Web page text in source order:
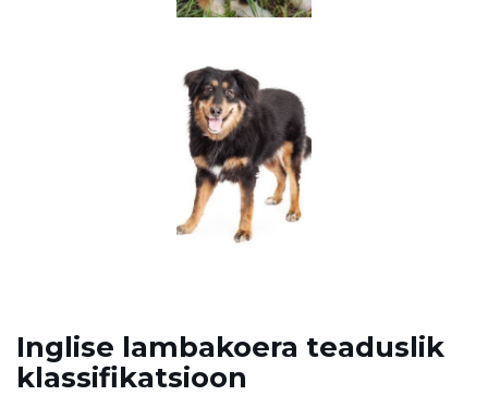
Inglise lambakoera teaduslik
klassifikatsioon